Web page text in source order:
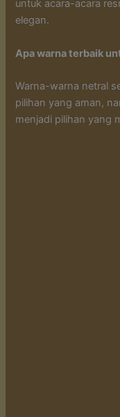
untuk acara-acara
elegan.
Apa warna terbaik
Warna-warna netral
pilihan yang aman,
menjadi pilihan yang